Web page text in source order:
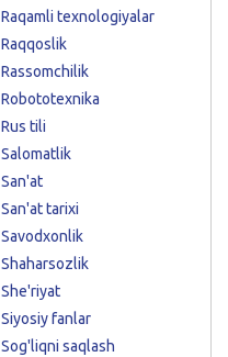
Raqamli texnologiyalar
Raqqoslik
Rassomchilik
Robototexnika
Rus tili
Salomatlik
San'at
San'at tarixi
Savodxonlik
Shaharsozlik
She'riyat
Siyosiy fanlar
Sog'liqni saqlash